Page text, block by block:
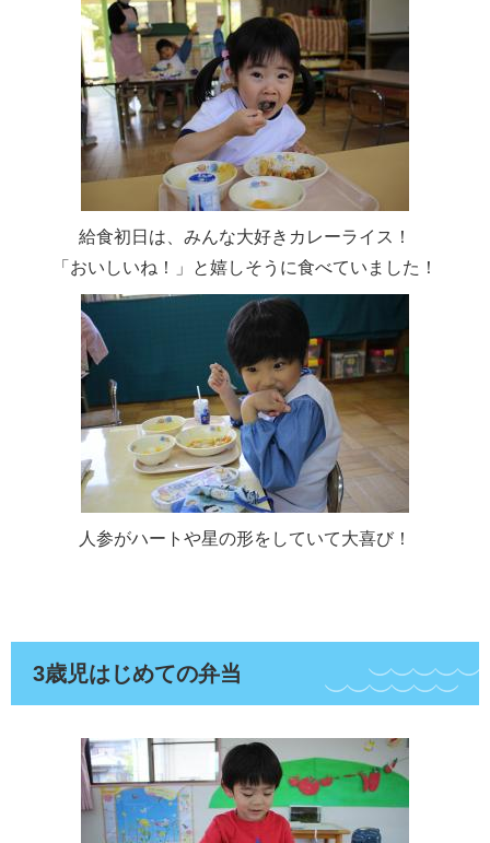
給食初日は、みんな大好きカレーライス！
「おいしいね！」と嬉しそうに食べていました！
人参がハートや星の形をしていて大喜び！
3歳児はじめての弁当